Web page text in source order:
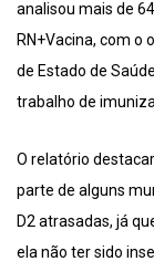
analisou mais de
RN+Vacina, com o
de Estado de
trabalho de
O relatório
parte de alguns
D2 atrasadas, já
ela não ter sido